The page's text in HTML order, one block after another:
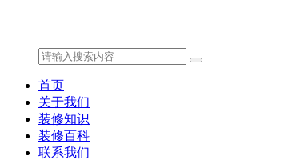
首页
关于我们
装修知识
装修百科
联系我们